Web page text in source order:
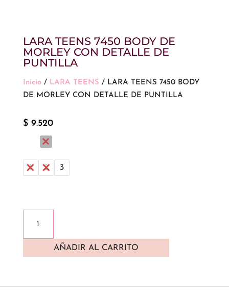
LARA TEENS 7450 BODY DE
MORLEY CON DETALLE DE
PUNTILLA
Inicio/ LARA TEENS / LARA TEENS 7450 BODY
DE MORLEY CON DETALLE DE PUNTILLA
$9.520
1 2 3
TEENS
7450
AÑADIR AL CARRITO